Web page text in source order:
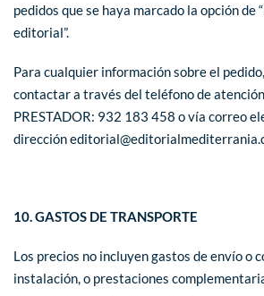
pedidos que se haya marcado la opción de
editorial”.
Para cualquier información sobre el
contactar a través del teléfono de
PRESTADOR: 932 183 458 o vía correo
dirección
10. GASTOS DE TRANSPORTE
Los precios no incluyen gastos de envío o
instalación, o prestaciones